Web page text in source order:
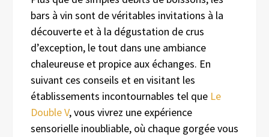
bars à vin sont de véritables invitations à la
découverte et à la dégustation de crus
d’exception, le tout dans une ambiance
chaleureuse et propice aux échanges. En
suivant ces conseils et en visitant les
établissements incontournables tel que Le
Double V, vous vivrez une expérience
sensorielle inoubliable, où chaque gorgée vous